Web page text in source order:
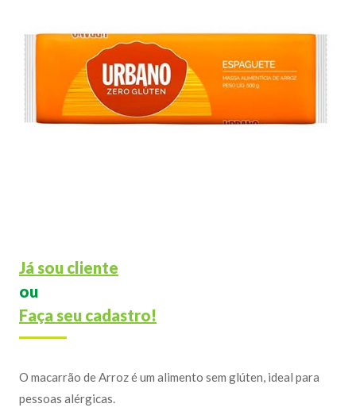
Já sou cliente
ou
Faça seu cadastro!
O macarrão de Arroz é um alimento sem glúten, ideal para
pessoas alérgicas.